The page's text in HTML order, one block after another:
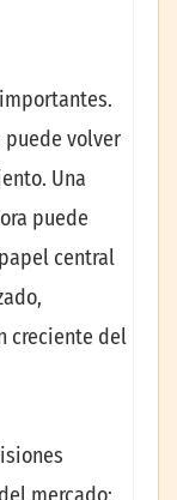
volver
Una
puede
central
creciente del
mercado: